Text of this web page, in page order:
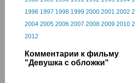
1996 1997 1998 1999 2000 2001 2002
2004 2005 2006 2007 2008 2009 2010
2012
Комментарии к фильму
"Девушка с обложки"